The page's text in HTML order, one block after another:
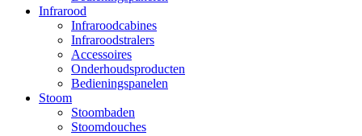
Infrarood
Infraroodcabines
Infraroodstralers
Accessoires
Onderhoudsproducten
Bedieningspanelen
Stoom
Stoombaden
Stoomdouches